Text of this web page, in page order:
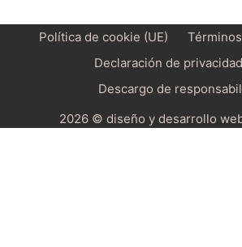
Política de cookie (UE)
Declaración de
Descargo de
2026 © diseño y desarrollo